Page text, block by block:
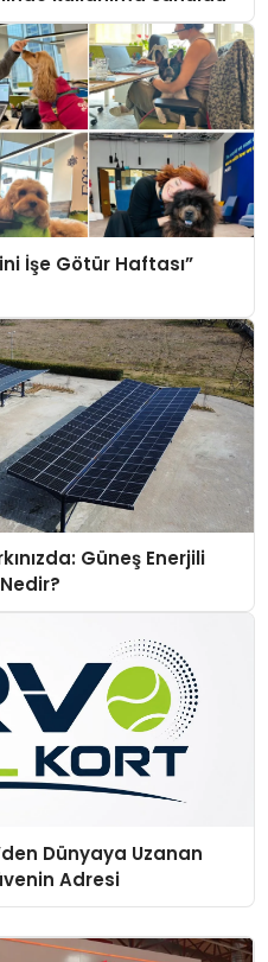
İşe Götür Haftası”
Güneş Enerjili
Dünyaya Uzanan
Adresi